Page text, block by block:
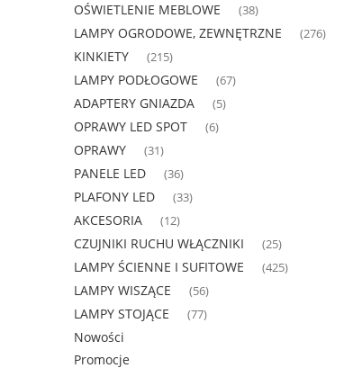
OŚWIETLENIE MEBLOWE (38)
LAMPY OGRODOWE, ZEWNĘTRZNE (276)
KINKIETY (215)
LAMPY PODŁOGOWE (67)
ADAPTERY GNIAZDA (5)
OPRAWY LED SPOT (6)
OPRAWY (31)
PANELE LED (36)
PLAFONY LED (33)
AKCESORIA (12)
CZUJNIKI RUCHU WŁĄCZNIKI (25)
LAMPY ŚCIENNE I SUFITOWE (425)
LAMPY WISZĄCE (56)
LAMPY STOJĄCE (77)
Nowości
Promocje